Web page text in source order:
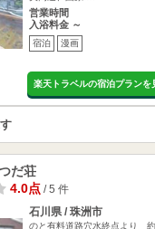
営業時間
入浴料金 ～
宿泊 漫画
楽天トラベルの宿泊プランを
だ荘
4.0点/ 5 件
石川県 / 珠洲市
のと有料道路穴水終点より